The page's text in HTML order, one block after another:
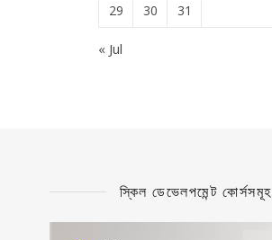
29
30 31
« Jul
স্কিল ডেভেলপমেন্ট কোর্সসমূহ